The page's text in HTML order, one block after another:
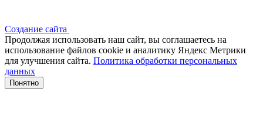
Создание сайта
Продолжая использовать наш сайт, вы соглашаетесь на
использование файлов сооkіе и аналитику Яндекс Метрики
для улучшения сайта. Политика обработки персональных
данных
Понятно